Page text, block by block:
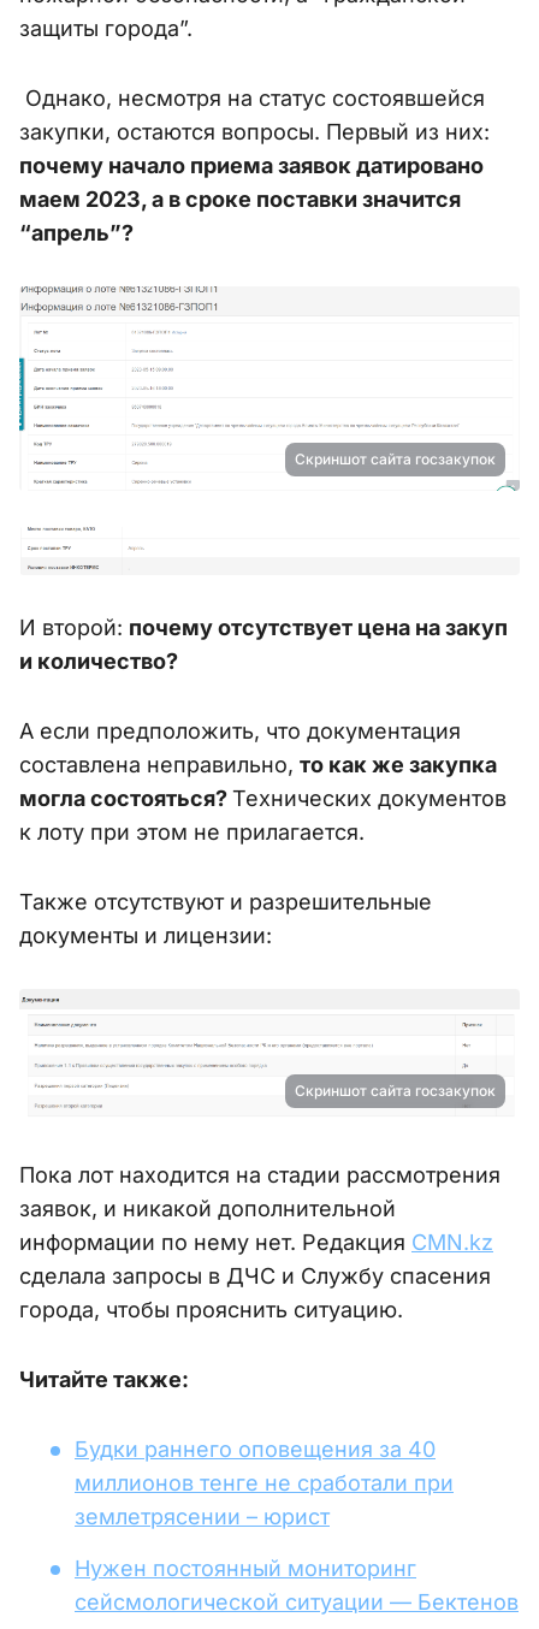
защиты города”.
Однако, несмотря на статус состоявшейся
закупки, остаются вопросы. Первый из них:
почему начало приема заявок датировано
маем 2023, а в сроке поставки значится
“апрель”?
Скриншот сайта госзакупок
И второй: почему отсутствует цена на закуп
и количество?
А если предположить, что документация
составлена неправильно, то как же закупка
могла состояться?Технических документов
к лоту при этом не прилагается.
Также отсутствуют и разрешительные
документы и лицензии:
Скриншот сайта госзакупок
Пока лот находится на стадии рассмотрения
заявок, и никакой дополнительной
информации по нему нет. Редакция CMN.kz
сделала запросы в ДЧС и Службу спасения
города, чтобы прояснить ситуацию.
Читайте также:
Будки раннего оповещения за 40
миллионов тенге не сработали при
землетрясении – юрист
Нужен постоянный мониторинг
сейсмологической ситуации — Бектенов